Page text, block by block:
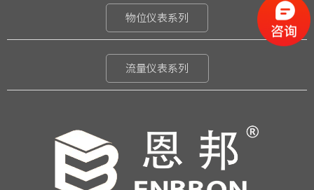
物位仪表系列
流量仪表系列